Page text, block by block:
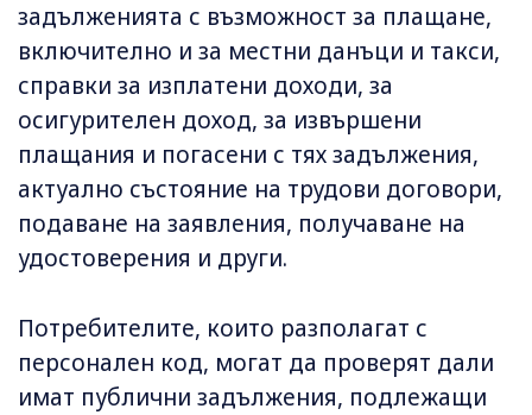
задълженията с възможност за плащане,
включително и за местни данъци и такси,
справки за изплатени доходи, за
осигурителен доход, за извършени
плащания и погасени с тях задължения,
актуално състояние на трудови договори,
подаване на заявления, получаване на
удостоверения и други.
Потребителите, които разполагат с
персонален код, могат да проверят дали
имат публични задължения, подлежащи